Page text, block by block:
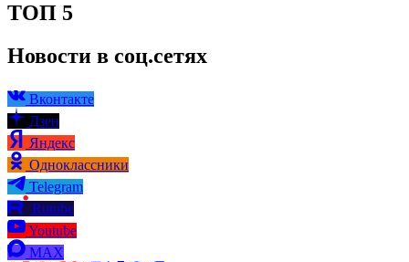
ТОП 5
Новости в соц.сетях
Вконтакте
Дзен
Яндекс
Одноклассники
Telegram
Rutube
Youtube
MAX